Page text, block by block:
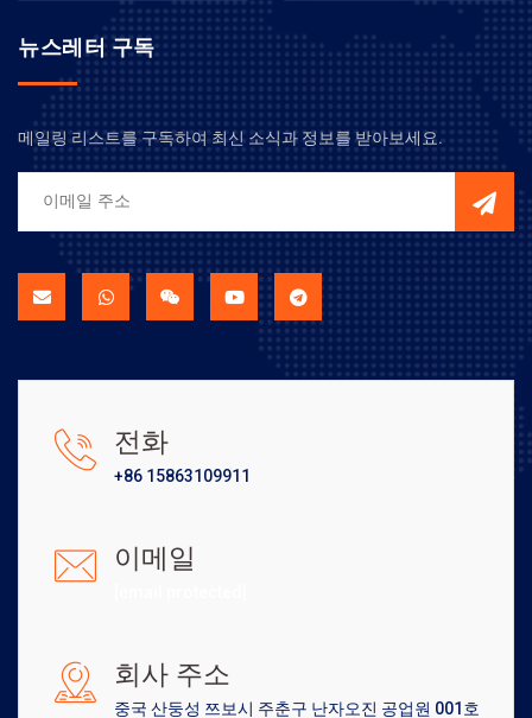
뉴스레터 구독
메일링 리스트를 구독하여 최신 소식과 정보를 받아보세요.
전화
+86 15863109911
이메일
회사 주소
중국 산둥성 쯔보시 주춘구 난자오진 공업원 001호